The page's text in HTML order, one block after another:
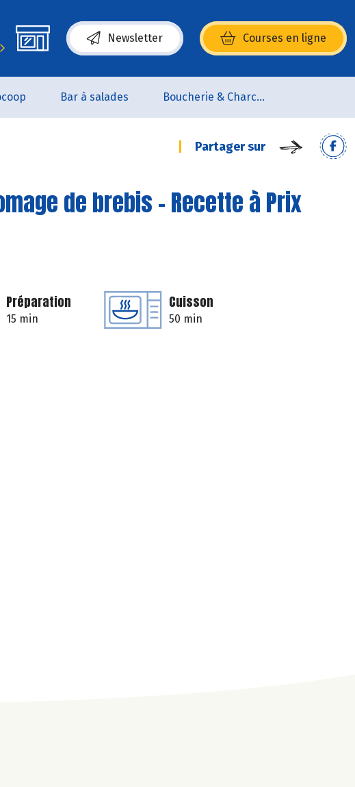
Newsletter Courses en ligne
(s’ouvre dans une nouvelle fenêtre)
Bar à salades Boucherie & Charcuterie
Partager sur
de brebis - Recette à Prix
Préparation
15 min
Cuisson
50 min